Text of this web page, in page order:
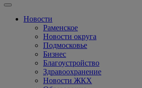
Новости
Раменское
Новости округа
Подмосковье
Бизнес
Благоустройство
Здравоохранение
Новости ЖКХ